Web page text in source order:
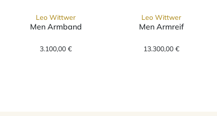
Leo Wittwer
Men Armband
3.100,00 €
Leo Wittwer
Men Armreif
13.300,00 €